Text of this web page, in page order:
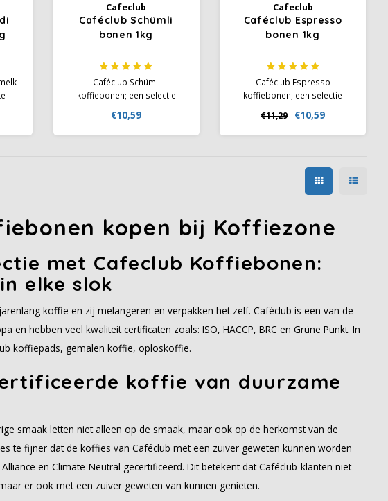
Cafeclub
Caféclub Schümli
bonen 1kg
Caféclub Schümli
koffiebonen; een selectie
koffie met een heerlijke
cremalaag. Rainforest &
€10,59
Cafeclub
Caféclub Espresso
bonen 1kg
Caféclub Espresso
koffiebonen; een selectie
vol aroma. Geschikt om melk
koffie variaties mee te maken.
€11,29 €10,59
kopen bij Koffiezone
met Cafeclub Koffiebonen:
elke slok
koffie en zij melangeren en verpakken het zelf. Caféclub is een van de
en hebben veel kwaliteit certificaten zoals: ISO, HACCP, BRC en Grüne Punkt. In
koffiepads, gemalen koffie, oploskoffie.
koffie van duurzame
smaak letten niet alleen op de smaak, maar ook op de herkomst van de
te fijner dat de koffies van Caféclub met een zuiver geweten kunnen worden
en Climate-Neutral gecertificeerd. Dit betekent dat Caféclub-klanten niet
er ook met een zuiver geweten van kunnen genieten.